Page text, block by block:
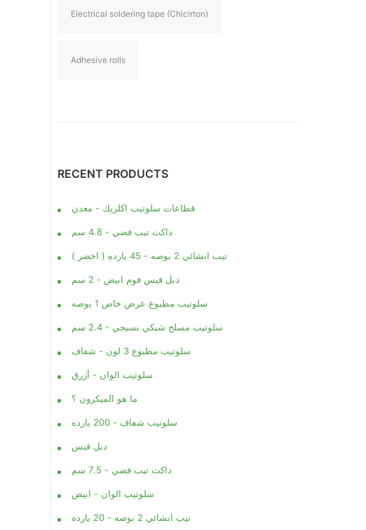
Electrical soldering tape (Chicirton)
Adhesive rolls
RECENT PRODUCTS
قطاعات سلوتيب اكلريك - معدن
داكت تيب فضي - 4.8 سم
تيب انشائي 2 بوصه - 45 يارده ( اخضر )
دبل فيس فوم ابيض - 2 سم
سلوتيب مطبوع عرض خاص 1 بوصه
سلوتيب مسلح شبكي نسيجي - 2.4 سم
سلوتيب مطبوع 3 لون - شفاف
سلوتيب الوان - أزرق
ما هو الميكرون ؟
سلوتيب شفاف - 200 يارده
دبل فيس
داكت تيب فضي - 7.5 سم
سلوتيب الوان - ابيض
تيب انشائي 2 بوصه - 20 يارده